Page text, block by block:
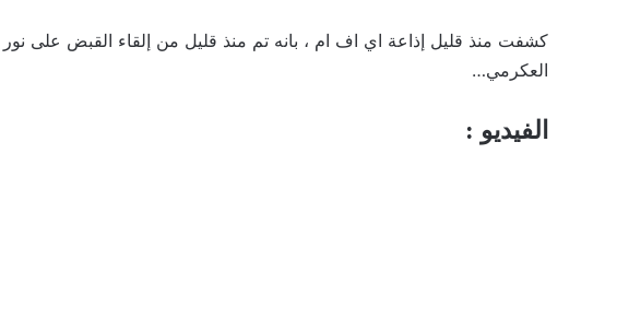
كشفت منذ قليل إذاعة اي اف ام ، بانه تم منذ قليل من إلقاء القبض على نور
العكرمي…
الفيديو :